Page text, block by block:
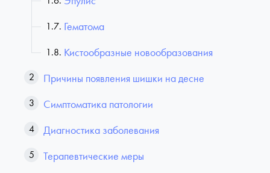
Гематома
Кистообразные новообразования
Причины появления шишки на десне
Симптоматика патологии
Диагностика заболевания
Терапевтические меры